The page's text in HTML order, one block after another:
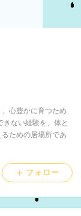
心豊かに育つため
ない経験を、体と
ための居場所であ
フォロー